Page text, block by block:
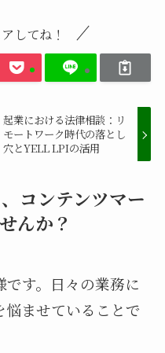
してね！
起業における法律相談：リ
モートワーク時代の落とし
穴とYELL LPIの活用
コンテンツマー
んか？
す。日々の業務に
ませていることで